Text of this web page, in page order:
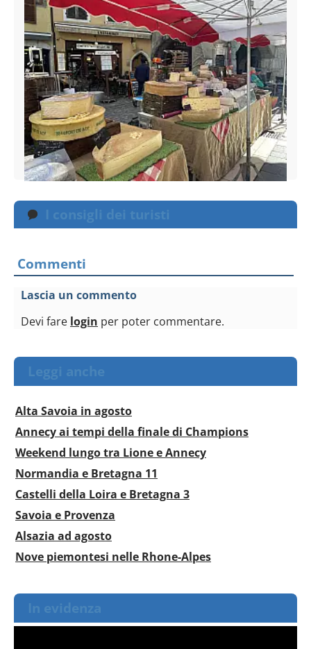
I consigli dei turisti
Commenti
Lascia un commento
Devi fare login per poter commentare.
Leggi anche
Alta Savoia in agosto
Annecy ai tempi della finale di Champions
Weekend lungo tra Lione e Annecy
Normandia e Bretagna 11
Castelli della Loira e Bretagna 3
Savoia e Provenza
Alsazia ad agosto
Nove piemontesi nelle Rhone-Alpes
In evidenza